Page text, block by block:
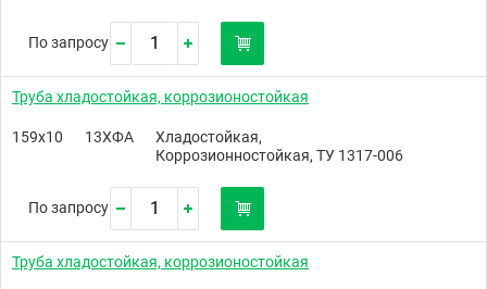
По запросу
Труба хладостойкая, коррозионостойкая
159х10 13ХФА
Хладостойкая,
Коррозионностойкая, ТУ 1317-006
По запросу
Труба хладостойкая, коррозионостойкая